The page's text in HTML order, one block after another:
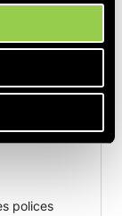
boutique
polices